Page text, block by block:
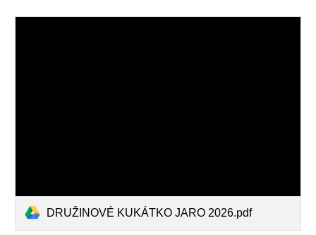
DRUŽINOVÉ KUKÁTKO JARO 2026.pdf